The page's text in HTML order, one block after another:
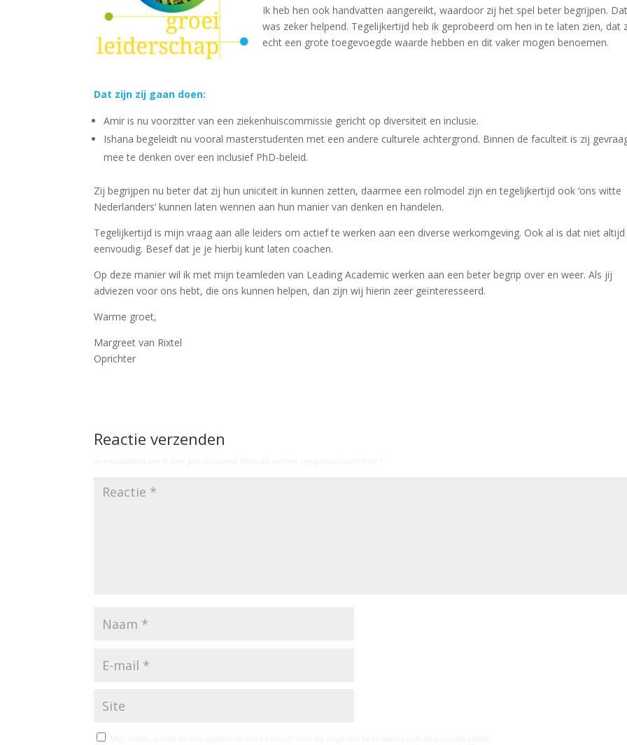
Ik heb hen ook handvatten aangereikt, waardoor zij het spel beter begrijpen.
was zeker helpend. Tegelijkertijd heb ik geprobeerd om hen in te laten zien, dat
echt een grote toegevoegde waarde hebben en dit vaker mogen benoemen.
Dat zijn zij gaan doen:
Amir is nu voorzitter van een ziekenhuiscommissie gericht op diversiteit en inclusie.
Ishana begeleidt nu vooral masterstudenten met een andere culturele achtergrond. Binnen de faculteit is zij
mee te denken over een inclusief PhD-beleid.
Zij begrijpen nu beter dat zij hun uniciteit in kunnen zetten, daarmee een rolmodel zijn en tegelijkertijd ook ‘ons witte
Nederlanders’ kunnen laten wennen aan hun manier van denken en handelen.
Tegelijkertijd is mijn vraag aan alle leiders om actief te werken aan een diverse werkomgeving. Ook al is dat niet altijd
eenvoudig. Besef dat je je hierbij kunt laten coachen.
Op deze manier wil ik met mijn teamleden van Leading Academic werken aan een beter begrip over en weer. Als jij
adviezen voor ons hebt, die ons kunnen helpen, dan zijn wij hierin zeer geïnteresseerd.
Warme groet,
Margreet van Rixtel
Oprichter
Reactie verzenden